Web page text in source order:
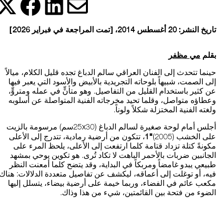
شارك هذه
شارك تاريخ النشر: 20 أغسطس 2014، [تمت المراجعة في فبراير 2026]
بقلم مي مظفر
حينما تتحدث إلى الفنان العراقي سالم الدباغ تجده قليل الكلام، ميالاً
إلى الصمت، شبيهاً بلوحاته التجريدية بالأبيض والأسود التي يعبر فيها
عن كثير باستخدام القليل من التفاصيل. وهو متأنٍّ في عمله ومتروٍّ،
وعطاؤه متواصل، وقلما تحيد مخرجاته الفنية المتواصلة عن أسلوبه
ولغته الفنية المختزلة شكلاً ولوناً.
أجلس أمام لوحة صغيرة لسالم الدباغ (25x30سم) مرسومة بالزيت
على الخشب (2005)
"1
، تتكون من أرضية رمادية، تتدرج إلى الأعلى
مكونةً كتلة تزداد قتامة كلما ارتفعت إلى الأعلى، يلحظ المرء على
الجانبين ضربات بالأحمر الباهت لا تكاد تُرى. هو تكوين يوحي بمشهد
طبيعي يبدو غامضاً ومربكاً في البداية، وقد يتضح كلما أمعنت النظر
فيه، أو توغلت إلى أعماقه، ليكشف عن تفاصيل متعددة الدلالات:
مكعب عائم في الفضاء، وربما خيمة على أرضية بيضاء، يتسلل إليها
الضوء من فتحة بين القائمتين، شيء من هذا وذاك.
موسوعة متحف
المتجر الإلكتروني
من نحن
الوظائف والفرص
الصحافة
المتعلقة بالإعلانات. ويستخدم هذا لقياس أداء الإعلانات وإتاحة فوترتها.
الصلة عن العمل بشكل صحيح. يمكنك تغيير تفضيلاتك في أي وقت
اعرف المزيد
موافقة حفظ الإعدادات